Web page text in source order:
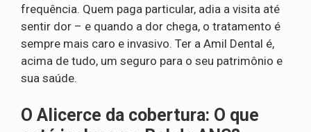
frequência. Quem paga particular, adia a visita até
sentir dor – e quando a dor chega, o tratamento é
sempre mais caro e invasivo. Ter a Amil Dental é,
acima de tudo, um seguro para o seu patrimônio e
sua saúde.
O Alicerce da cobertura: O que